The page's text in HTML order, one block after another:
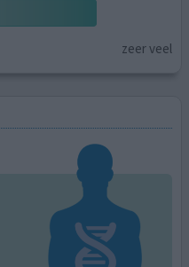
zeer veel